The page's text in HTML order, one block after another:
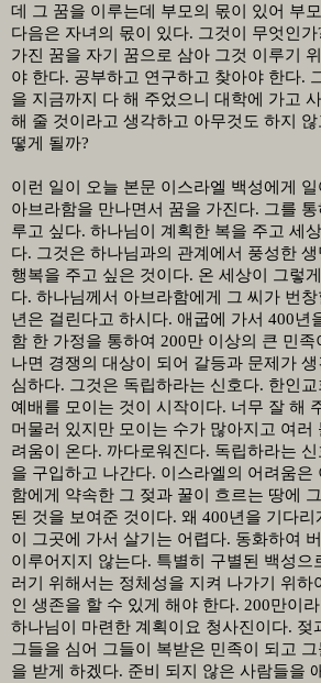
데 그 꿈을 이루는데 부모의 몫이 있어 부
다음은 자녀의 몫이 있다. 그것이 무엇인가
가진 꿈을 자기 꿈으로 삼아 그것 이루기
야 한다. 공부하고 연구하고 찾아야 한다.
을 지금까지 다 해 주었으니 대학에 가고
해 줄 것이라고 생각하고 아무것도 하지
떻게 될까?
이런 일이 오늘 본문 이스라엘 백성에게
아브라함을 만나면서 꿈을 가진다. 그를 통
루고 싶다. 하나님이 계획한 복을 주고 세
다. 그것은 하나님과의 관계에서 풍성한
행복을 주고 싶은 것이다. 온 세상이 그렇
다. 하나님께서 아브라함에게 그 씨가 번창
년은 걸린다고 하시다. 애굽에 가서 400년
함 한 가정을 통하여 200만 이상의 큰 민족
나면 경쟁의 대상이 되어 갈등과 문제가
심하다. 그것은 독립하라는 신호다. 한인
예배를 모이는 것이 시작이다. 너무 잘 해
머물러 있지만 모이는 수가 많아지고 여러
려움이 온다. 까다로워진다. 독립하라는
을 구입하고 나간다. 이스라엘의 어려움은
함에게 약속한 그 젖과 꿀이 흐르는 땅에
된 것을 보여준 것이다. 왜 400년을 기다리
이 그곳에 가서 살기는 어렵다. 동화하여
이루어지지 않는다. 특별히 구별된 백성으
러기 위해서는 정체성을 지켜 나가기 위하
인 생존을 할 수 있게 해야 한다. 200만이
하나님이 마련한 계획이요 청사진이다. 젖
그들을 심어 그들이 복받은 민족이 되고
을 받게 하겠다. 준비 되지 않은 사람들을